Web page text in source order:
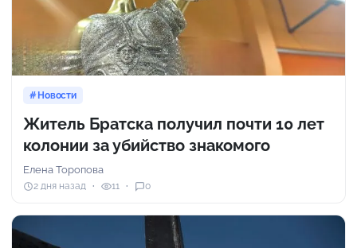
Новости
Житель Братска получил почти 10 лет
колонии за убийство знакомого
Елена Торопова
2 дня назад 11 0